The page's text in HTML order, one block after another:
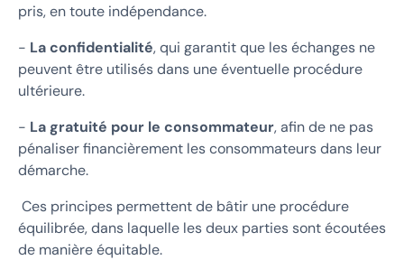
pris, en toute indépendance.
- La confidentialité, qui garantit que les échanges ne
peuvent être utilisés dans une éventuelle procédure
ultérieure.
- La gratuité pour le consommateur, afin de ne pas
pénaliser financièrement les consommateurs dans leur
démarche.
Ces principes permettent de bâtir une procédure
équilibrée, dans laquelle les deux parties sont écoutées
de manière équitable.